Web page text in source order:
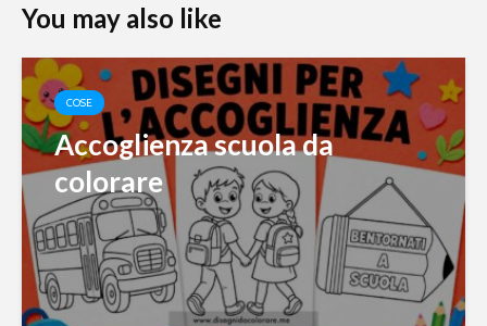
You may also like
COSE
Accoglienza scuola da
colorare